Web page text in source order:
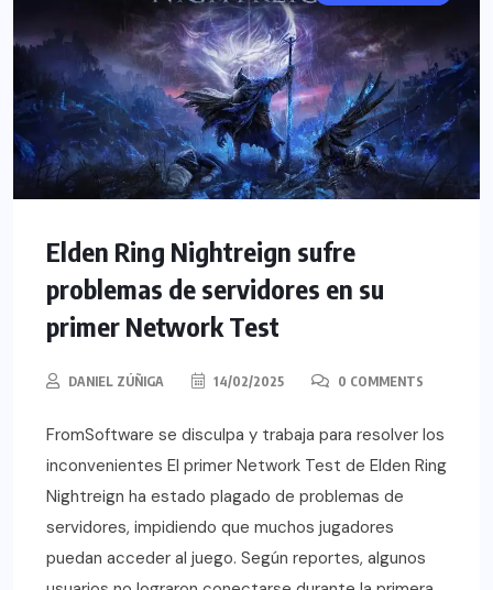
Elden Ring Nightreign sufre
problemas de servidores en su
primer Network Test
DANIEL ZÚÑIGA 14/02/2025 0 COMMENTS
FromSoftware se disculpa y trabaja para resolver los
inconvenientes El primer Network Test de Elden Ring
Nightreign ha estado plagado de problemas de
servidores, impidiendo que muchos jugadores
puedan acceder al juego. Según reportes, algunos